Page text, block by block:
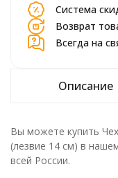
Система
Возврат
Всегда на
Описание
Вы можете купить
(лезвие 14 см) в
всей России.